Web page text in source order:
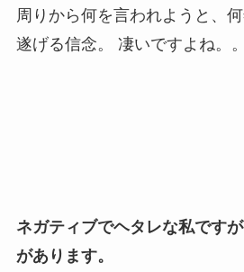
周りから何を言われようと、
遂げる信念。 凄いですよね。。
ネガティブでヘタレな私ですが
があります。